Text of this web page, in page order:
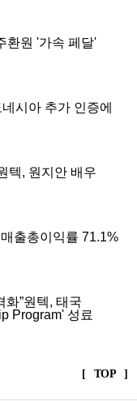
환원 '가속 페달'
시아 추가 인증에
텍, 원지안 배우
출총이익률 71.1%
화”원텍, 태국
Program' 성료
[ TOP ]